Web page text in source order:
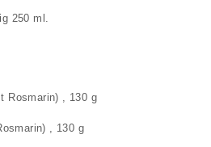
250 ml.
, 130 g